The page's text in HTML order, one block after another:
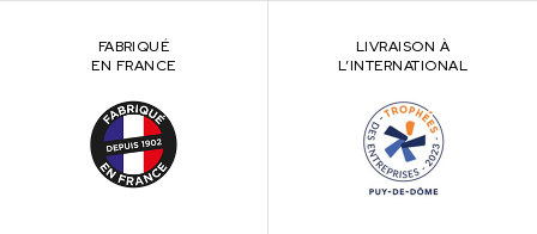
FABRIQUÉ
EN FRANCE
LIVRAISON À
L’INTERNATIONAL